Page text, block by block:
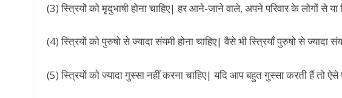
(3) स्त्रियों को मृदुभाषी होना चाहिए| हर आने-जाने वाले, अपने परिवार के लोगों से
(4) स्त्रियों को पुरुषो से ज्यादा संयमी होना चाहिए| वैसे भी स्त्रियाँ पुरुषो से ज्यादा
(5) स्त्रियों को ज्यादा गुस्सा नहीं करना चाहिए| यदि आप बहुत गुस्सा करती हैं तो ऐसे